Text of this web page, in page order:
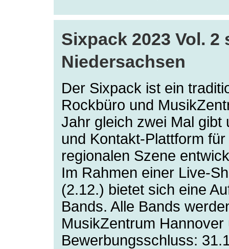
Sixpack 2023 Vol.
Niedersachsen
Der Sixpack ist ein
Rockbüro und
Jahr gleich zwei Mal
und Kontakt-Plattform
regionalen Szene
Im Rahmen einer Live-
(2.12.) bietet sich eine
Bands. Alle Bands
MusikZentrum Hannover
Bewerbungsschluss: